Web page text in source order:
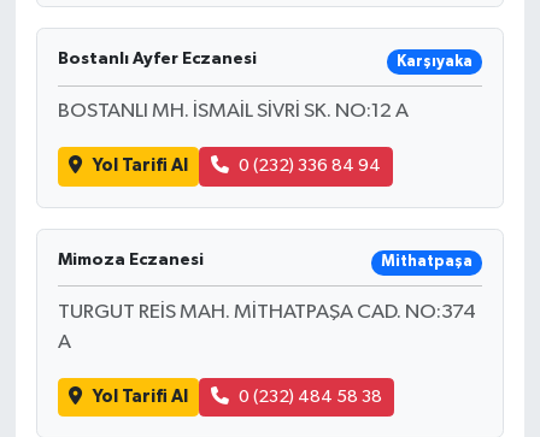
Bostanlı Ayfer Eczanesi Karşıyaka
BOSTANLI MH. İSMAİL SİVRİ SK. NO:12 A
Yol Tarifi Al 0 (232) 336 84 94
Mimoza Eczanesi Mithatpaşa
TURGUT REİS MAH. MİTHATPAŞA CAD. NO:374
A
Yol Tarifi Al 0 (232) 484 58 38